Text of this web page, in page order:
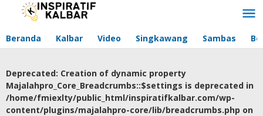
Lewati
Beranda Kalbar Video Singkawang Sambas
Deprecated: Creation of dynamic property
Majalahpro_Core_Breadcrumbs::$settings is deprecated in
/home/fmiexlty/public_html/inspiratifkalbar.com/wp-
content/plugins/majalahpro-core/lib/breadcrumbs.php on